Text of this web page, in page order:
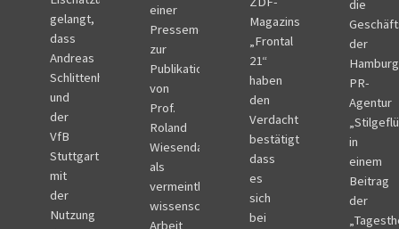
gelangt,
dass
Andreas
Schlittenhardt
und
der
VfB
Stuttgart
mit
der
Nutzung
einer
Pressemeldung
zur
Publikation
von
Prof.
Roland
Wiesendanger
als
vermeintlich
wissenschaftliche
Magazins
„Frontal
21“
haben
den
Verdacht
bestätigt,
dass
es
sich
bei
die
der
PR-
Agentur
in
einem
Beitrag
der